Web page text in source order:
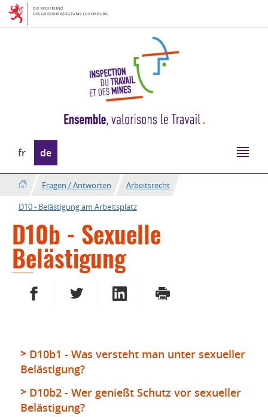
Zur
Navigation
Zum
Inhalt
Sprache
wechseln
fr de
Fragen / Antworten
Arbeitsrecht
D10 - Belästigung am Arbeitsplatz
D10b - Sexuelle
Belästigung
AUF FACEBOOK TEILENAUF TWITTER TEILENAUF LINKEDIN TEILEN
DRUCKEN
D10b1 - Was versteht man unter sexueller
Belästigung?
D10b2 - Wer genießt Schutz vor sexueller
Belästigung?